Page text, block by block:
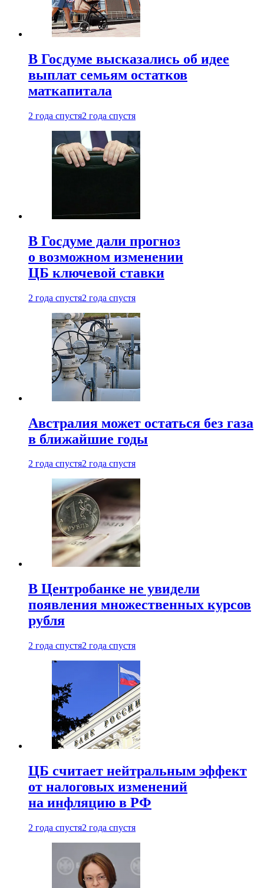
В Госдуме высказались об идее
выплат семьям остатков
маткапитала
2 года спустя2 года спустя
В Госдуме дали прогноз
о возможном изменении
ЦБ ключевой ставки
2 года спустя2 года спустя
Австралия может остаться без газа
в ближайшие годы
2 года спустя2 года спустя
В Центробанке не увидели
появления множественных курсов
рубля
2 года спустя2 года спустя
ЦБ считает нейтральным эффект
от налоговых изменений
на инфляцию в РФ
2 года спустя2 года спустя